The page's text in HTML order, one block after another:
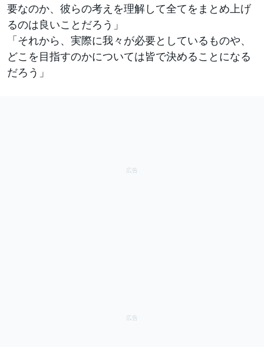
要なのか、彼らの考えを理解して全てをまとめ上げ
るのは良いことだろう」
「それから、実際に我々が必要としているものや、
どこを目指すのかについては皆で決めることになる
だろう」